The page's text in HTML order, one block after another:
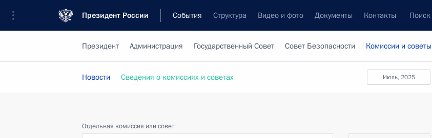
Президент России События Структура Видео и фото Документы Контакты Поиск
Президент Администрация Государственный Совет Совет Безопасности Комиссии и советы
июль, 2025
Новости Сведения о комиссиях и советах
Отдельная комиссия или совет